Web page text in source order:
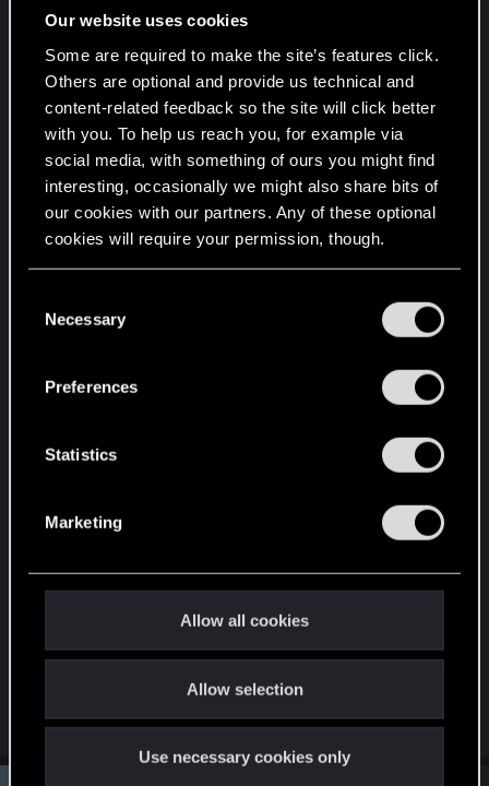
Our website uses cookies
Some are required to make the site’s features click.
Others are optional and provide us technical and
content-related feedback so the site will click better
with you. To help us reach you, for example via
social media, with something of ours you might find
interesting, occasionally we might also share bits of
our cookies with our partners. Any of these optional
cookies will require your permission, though.
and tweak your preferences regarding them in the
Necessary
Preferences
Statistics
Marketing
Allow all cookies
Allow selection
Use necessary cookies only
siehst Du 3- 4 mal gibt paar Dialoge auch eine
Zwischensequenz in deiner Wohnung , man fährt
mit der mal rum das wars, aber irgendwann im
Spiel erfährst Du :Sie ist Schwanger von Dir WOW
echt ??
Bei CP2077 haben es so viele Kritisiert und sich
mehr Möglichkeiten gewünscht mit seiner
Liebschaft mehr zu Interagieren.
Ich habe wirklich keine Ahnung mehr was mit den
heutigen Entwicklern los ist , fehlt es an Kreativität,
Ganz ehrlich nach diesem Mafia - Spiel bekommt
Kritisiert zu haben.
Spiele-Presse die labbert eh nur "Mundgerecht"
(zumindest hier in Deutschland).
Fragt die Spieler (Kunden) holt Euch Ideen ,
respektiert Wünsche auch wenn nicht alle Erfüllt
werden können ( ja wünsche sind so übertreiben
das man sie gar nicht erfüllen kann, sollt Ihr ja
auch nicht ). Schaut euch Mods an , CP2077 ist
überhaupt erst machen.